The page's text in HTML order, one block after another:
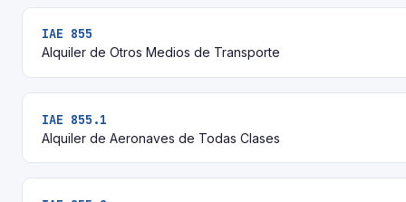
IAE 855
Alquiler de Otros Medios de Transporte
IAE 855.1
Alquiler de Aeronaves de Todas Clases